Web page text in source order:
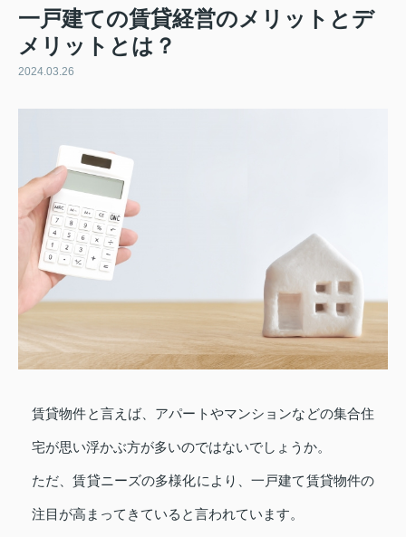
一戸建ての賃貸経営のメリットとデ
メリットとは？
2024.03.26
賃貸物件と言えば、アパートやマンションなどの集合住
宅が思い浮かぶ方が多いのではないでしょうか。
ただ、賃貸ニーズの多様化により、一戸建て賃貸物件の
注目が高まってきていると言われています。